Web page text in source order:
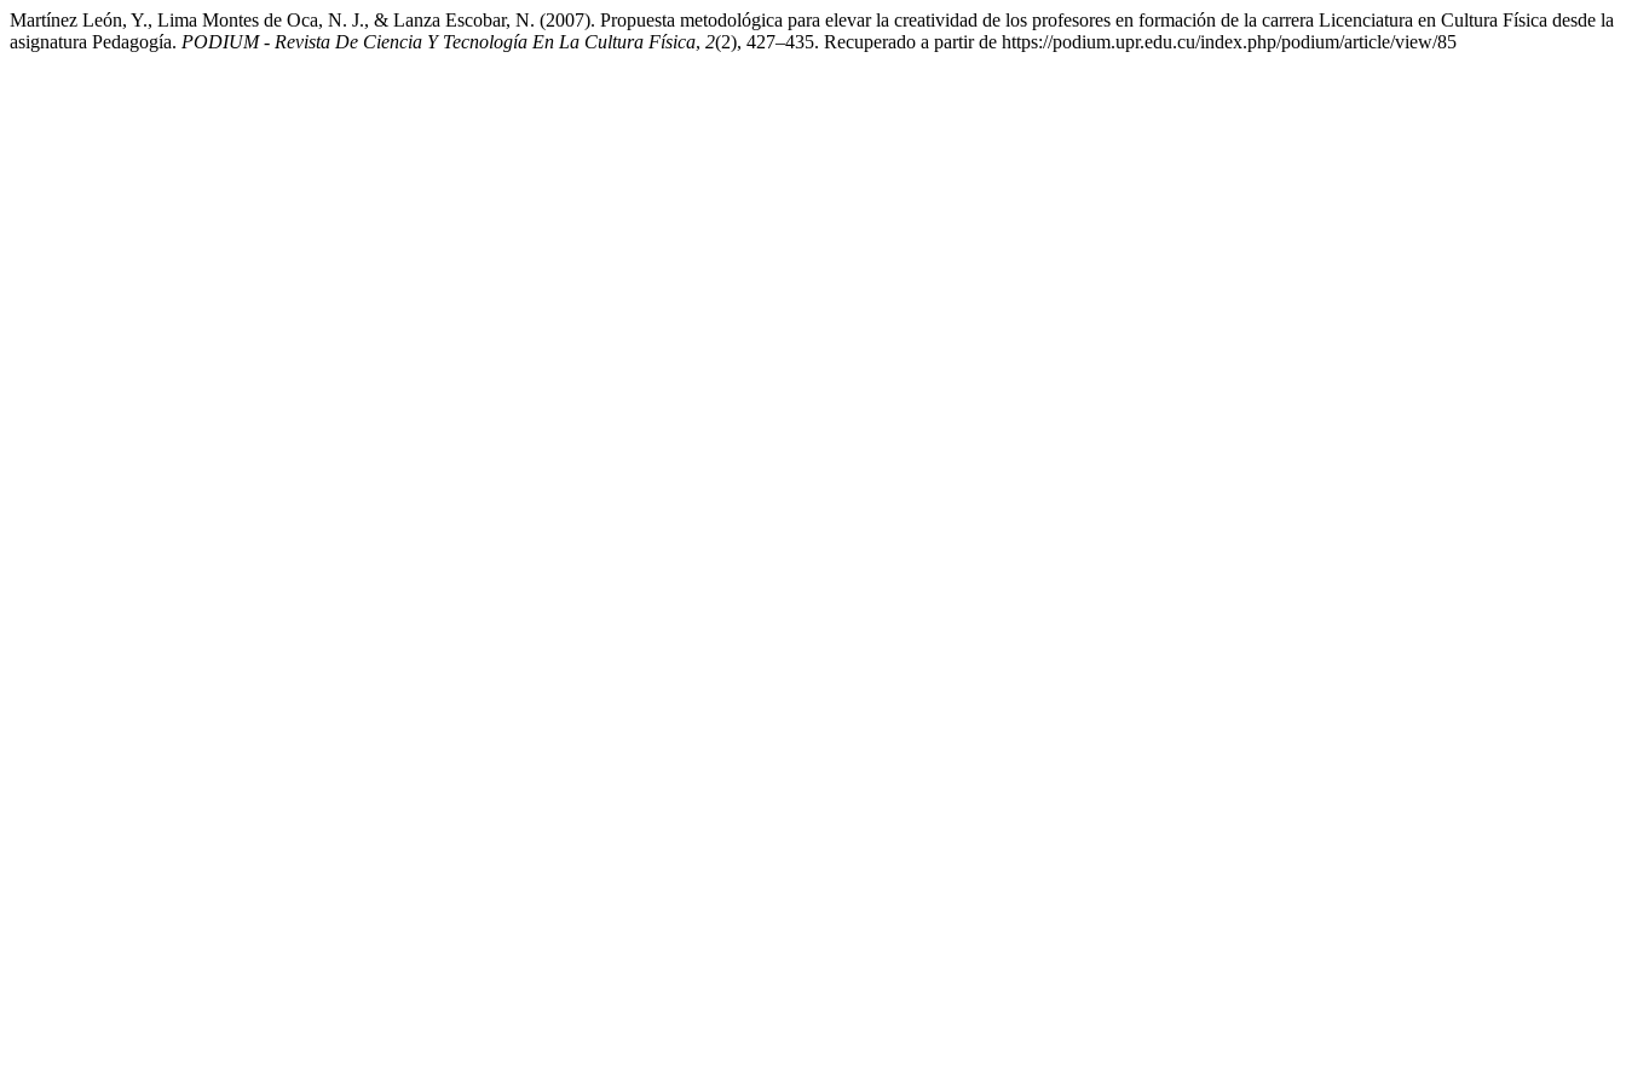
Martínez León, Y., Lima Montes de Oca, N. J., & Lanza Escobar, N. (2007). Propuesta metodológica para elevar la creatividad de los profesores en formación de la carrera Licenciatura en Cultura Física desde la
asignatura Pedagogía. PODIUM - Revista De Ciencia Y Tecnología En La Cultura Física, 2(2), 427–435. Recuperado a partir de https://podium.upr.edu.cu/index.php/podium/article/view/85